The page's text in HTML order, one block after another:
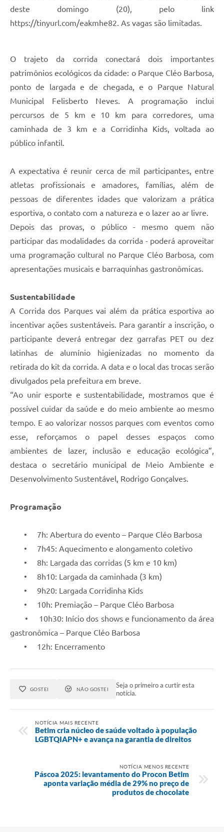
deste domingo (20), pelo link
https://tinyurl.com/eakmhe82. As vagas são limitadas.
O trajeto da corrida conectará dois importantes
patrimônios ecológicos da cidade: o Parque Cléo Barbosa,
ponto de largada e de chegada, e o Parque Natural
Municipal Felisberto Neves. A programação inclui
percursos de 5 km e 10 km para corredores, uma
caminhada de 3 km e a Corridinha Kids, voltada ao
público infantil.
A expectativa é reunir cerca de mil participantes, entre
atletas profissionais e amadores, famílias, além de
pessoas de diferentes idades que valorizam a prática
esportiva, o contato com a natureza e o lazer ao ar livre.
Depois das provas, o público - mesmo quem não
participar das modalidades da corrida - poderá aproveitar
uma programação cultural no Parque Cléo Barbosa, com
apresentações musicais e barraquinhas gastronômicas.
Sustentabilidade
A Corrida dos Parques vai além da prática esportiva ao
incentivar ações sustentáveis. Para garantir a inscrição, o
participante deverá entregar dez garrafas PET ou dez
latinhas de alumínio higienizadas no momento da
retirada do kit da corrida. A data e o local das trocas serão
divulgados pela prefeitura em breve.
“Ao unir esporte e sustentabilidade, mostramos que é
possível cuidar da saúde e do meio ambiente ao mesmo
tempo. E ao valorizar nossos parques com eventos como
esse, reforçamos o papel desses espaços como
ambientes de lazer, inclusão e educação ecológica”,
destaca o secretário municipal de Meio Ambiente e
Desenvolvimento Sustentável, Rodrigo Gonçalves.
Programação
• 7h: Abertura do evento – Parque Cléo Barbosa
• 7h45: Aquecimento e alongamento coletivo
• 8h: Largada das corridas (5 km e 10 km)
• 8h10: Largada da caminhada (3 km)
• 9h20: Largada Corridinha Kids
• 10h: Premiação – Parque Cléo Barbosa
• 10h30: Início dos shows e funcionamento da área
gastronômica – Parque Cléo Barbosa
• 12h: Encerramento
GOSTEI NÃO GOSTEI
Seja o primeiro a curtir esta
notícia.
NOTÍCIA MAIS RECENTE
Betim cria núcleo de saúde voltado à população
LGBTQIAPN+ e avança na garantia de direitos
NOTÍCIA MENOS RECENTE
Páscoa 2025: levantamento do Procon Betim
aponta variação média de 29% no preço de
produtos de chocolate